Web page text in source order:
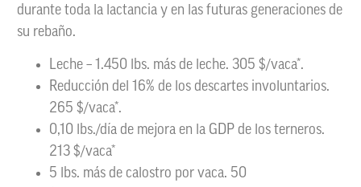
durante toda la lactancia y en las futuras generaciones de
su rebaño.
Leche – 1.450 lbs. más de leche. 305 $/vaca*.
Reducción del 16% de los descartes involuntarios.
265 $/vaca*.
0,10 lbs./día de mejora en la GDP de los terneros.
213 $/vaca*
5 lbs. más de calostro por vaca. 50